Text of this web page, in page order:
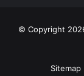
© Copyright
Sitemap